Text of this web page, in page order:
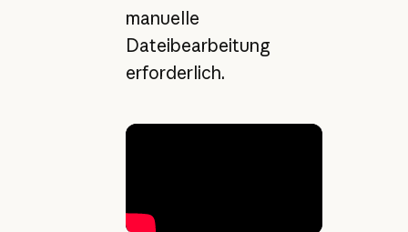
manuelle
Dateibearbeitung
erforderlich.